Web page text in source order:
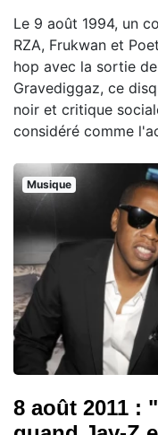
Le 9 août 1994, un
RZA, Frukwan et
hop avec la sortie
Gravediggaz, ce
noir et critique
considéré comme
Musique
8 août 2011 :